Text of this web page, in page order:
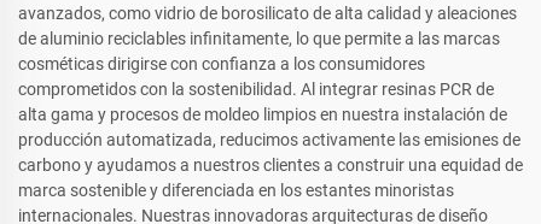
avanzados, como vidrio de borosilicato de alta calidad y aleaciones
de aluminio reciclables infinitamente, lo que permite a las marcas
cosméticas dirigirse con confianza a los consumidores
comprometidos con la sostenibilidad. Al integrar resinas PCR de
alta gama y procesos de moldeo limpios en nuestra instalación de
producción automatizada, reducimos activamente las emisiones de
carbono y ayudamos a nuestros clientes a construir una equidad de
marca sostenible y diferenciada en los estantes minoristas
internacionales. Nuestras innovadoras arquitecturas de diseño